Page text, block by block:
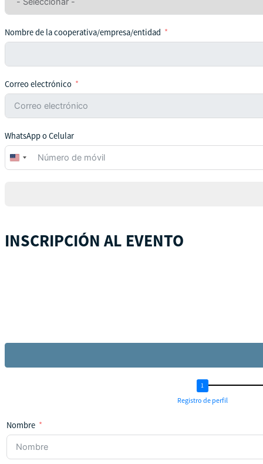
Nombre de la cooperativa/empresa/entidad
Correo electrónico
WhatsApp o Celular
United
States
INSCRIPCIÓN AL EVENTO
Registro de perfil
Nombre